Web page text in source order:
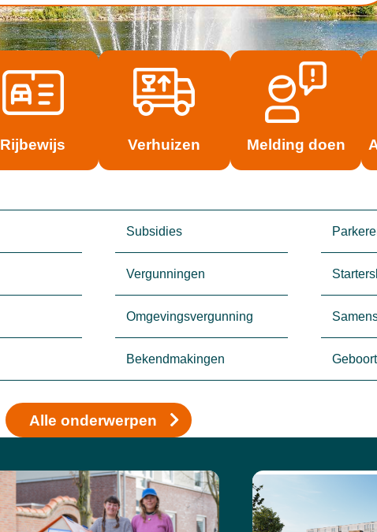
Rijbewijs Verhuizen Melding doen
Subsidies
Vergunningen
Omgevingsvergunning
Bekendmakingen
Alle onderwerpen